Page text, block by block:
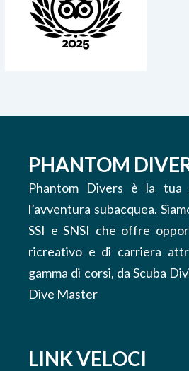
PHANTOM
Phantom Divers è la tua
l’avventura subacquea.
SSI e SNSI che offre
ricreativo e di carriera
gamma di corsi, da Scuba
Dive Master
LINK VELOCI